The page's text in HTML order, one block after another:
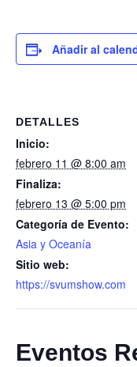
Añadir al
DETALLES
Inicio:
febrero 11 @ 8:00 am
Finaliza:
febrero 13 @ 5:00 pm
Categoría de Evento:
Asia y Oceanía
Sitio web:
https://svumshow.com
Eventos